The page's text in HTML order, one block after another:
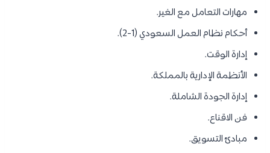
مهارات التعامل مع الغير.
أحكام نظام العمل السعودي (1-2).
إدارة الوقت.
الأنظمة الإدارية بالمملكة.
إدارة الجودة الشاملة.
فن الاقناع.
مبادئ التسويق.